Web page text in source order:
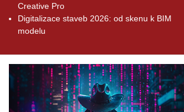
Creative Pro
Digitalizace staveb 2026: od skenu k BIM
modelu